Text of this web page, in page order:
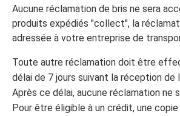
Aucune réclamation de bris ne sera
produits expédiés "collect", la
adressée à votre entreprise de
Toute autre réclamation doit être
délai de 7 jours suivant la réception de
Après ce délai, aucune réclamation ne
Pour être éligible à un crédit, une copie